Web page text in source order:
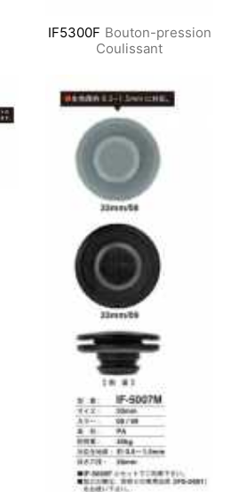
IF5300F Bouton-pression
Coulissant